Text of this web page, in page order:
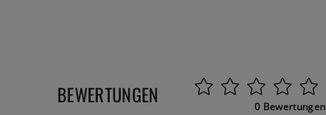
BEWERTUNGEN 0 Bewertungen